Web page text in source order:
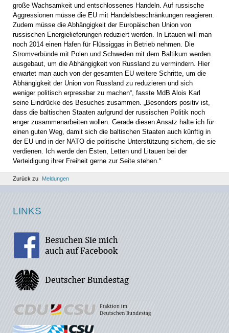
große Wachsamkeit und entschlossenes Handeln. Auf russische
Aggressionen müsse die EU mit Handelsbeschränkungen reagieren.
Zudem müsse die Abhängigkeit der Europäischen Union von
russischen Energielieferungen reduziert werden. In Litauen will man
noch 2014 einen Hafen für Flüssiggas in Betrieb nehmen. Die
Stromverbünde mit Polen und Schweden mit dem Baltikum werden
ausgebaut, um die Abhängigkeit von Russland zu vermindern. Hier
erwartet man auch von der gesamten EU weitere Schritte, um die
Abhängigkeit der Union von Russland zu reduzieren und sich
weniger politisch erpressbar zu machen“, fasste MdB Alois Karl
seine Eindrücke des Besuches zusammen. „Besonders positiv ist,
dass die baltischen Staaten aufgrund der russischen Politik noch
enger zusammenarbeiten wollen. Gerade diesen Ansatz halte ich für
einen guten Weg, damit sich die baltischen Staaten auch künftig in
der EU und in der NATO die politische Unterstützung sichern, die sie
verdienen. Ich werde den Esten, Letten und Litauen bei der
Verteidigung ihrer Freiheit gerne zur Seite stehen.“
Zurück zu Meldungen
LINKS